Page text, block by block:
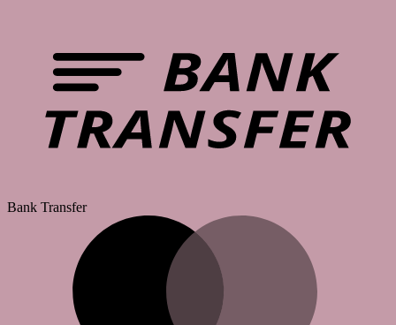
Bank Transfer